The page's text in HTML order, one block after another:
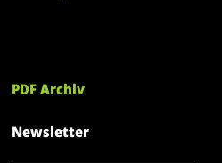
PDF Archiv
Newsletter